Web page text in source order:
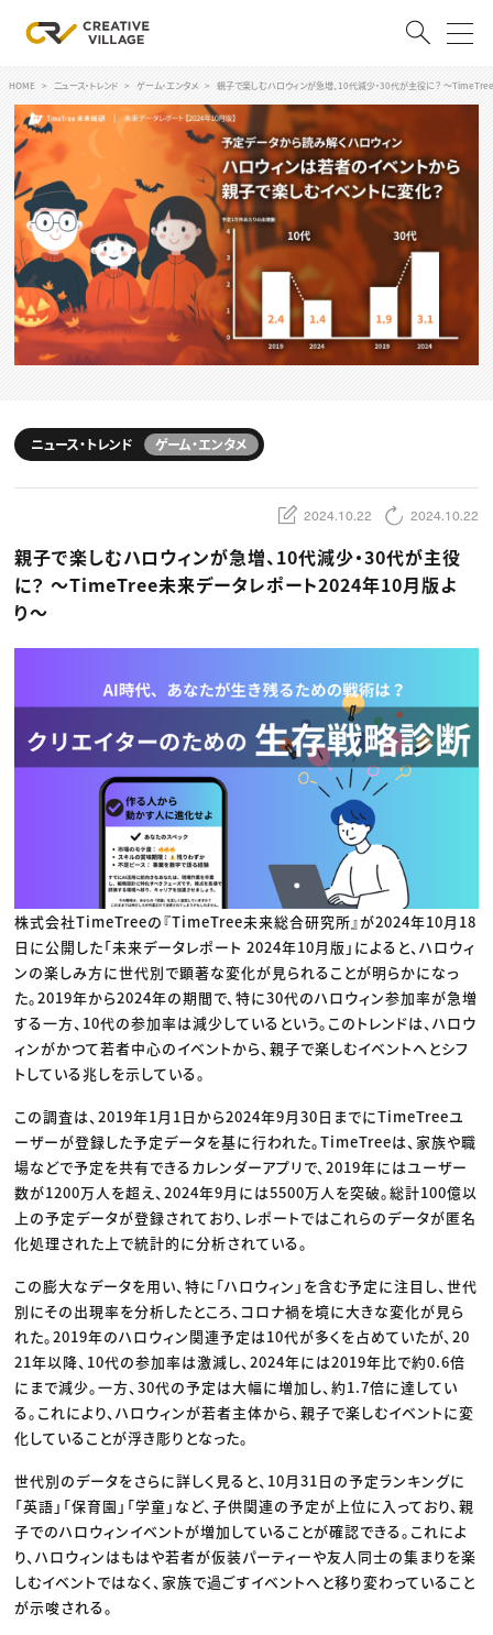
ACCOUNT
ログイン 会員登録
RECRUIT
クリエイター求人を探す
CREATIVE JOB求人検索
特集求人
採用説明会
転職支援サービス
CONTENTS
スキルアップしたい！ トップ
デザイン
動画配信・映像制作
ディレクション
業界解説・キャリア事情
お役立ち基礎知識
TOP Creator’s コラム
ゲームクリエイター
映像クリエイター
マーケッター
クリエイターインタビュー
C＆R Magazine
ニュース・トレンド
ニュース・トレンド トップ
映像
出版
CREATIVE VILLAGEからのお知らせ
プロフェッショナル×つながる×メディア
HOME ニュース・トレンド ゲーム・エンタメ 親子で楽しむハロウィンが急増、10代減少・30代が主役に？ 〜
ニュース・トレンド ゲーム・エンタメ
2024.10.22 2024.10.22
親子で楽しむハロウィンが急増、10代減少・30代が主役
に？ 〜TimeTree未来データレポート2024年10月版よ
り〜
株式会社TimeTreeの『TimeTree未来総合研究所』が2024年10月18
日に公開した「未来データレポート 2024年10月版」によると、ハロウィ
ンの楽しみ方に世代別で顕著な変化が見られることが明らかになっ
た。2019年から2024年の期間で、特に30代のハロウィン参加率が急増
する一方、10代の参加率は減少しているという。このトレンドは、ハロウ
ィンがかつて若者中心のイベントから、親子で楽しむイベントへとシフ
トしている兆しを示している。
この調査は、2019年1月1日から2024年9月30日までにTimeTreeユ
ーザーが登録した予定データを基に行われた。TimeTreeは、家族や職
場などで予定を共有できるカレンダーアプリで、2019年にはユーザー
数が1200万人を超え、2024年9月には5500万人を突破。総計100億以
上の予定データが登録されており、レポートではこれらのデータが匿名
化処理された上で統計的に分析されている。
この膨大なデータを用い、特に「ハロウィン」を含む予定に注目し、世代
別にその出現率を分析したところ、コロナ禍を境に大きな変化が見ら
れた。2019年のハロウィン関連予定は10代が多くを占めていたが、20
21年以降、10代の参加率は激減し、2024年には2019年比で約0.6倍
にまで減少。一方、30代の予定は大幅に増加し、約1.7倍に達してい
る。これにより、ハロウィンが若者主体から、親子で楽しむイベントに変
化していることが浮き彫りとなった。
世代別のデータをさらに詳しく見ると、10月31日の予定ランキングに
「英語」「保育園」「学童」など、子供関連の予定が上位に入っており、親
子でのハロウィンイベントが増加していることが確認できる。これによ
り、ハロウィンはもはや若者が仮装パーティーや友人同士の集まりを楽
しむイベントではなく、家族で過ごすイベントへと移り変わっていること
が示唆される。